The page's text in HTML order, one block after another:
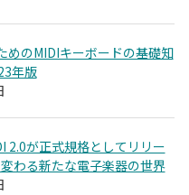
めのMIDIキーボードの基礎知
年版
2.0が正式規格としてリリー
わる新たな電子楽器の世界